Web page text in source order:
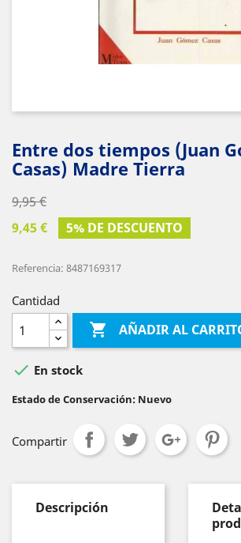
Entre dos tiempos (Juan
Casas) Madre Tierra
9,95 €
9,45 €
5% DE DESCUENTO
Referencia: 8487169317
Cantidad
 AÑADIR AL
 En stock
Estado de Conservación: Nuevo
Compartir
Descripción